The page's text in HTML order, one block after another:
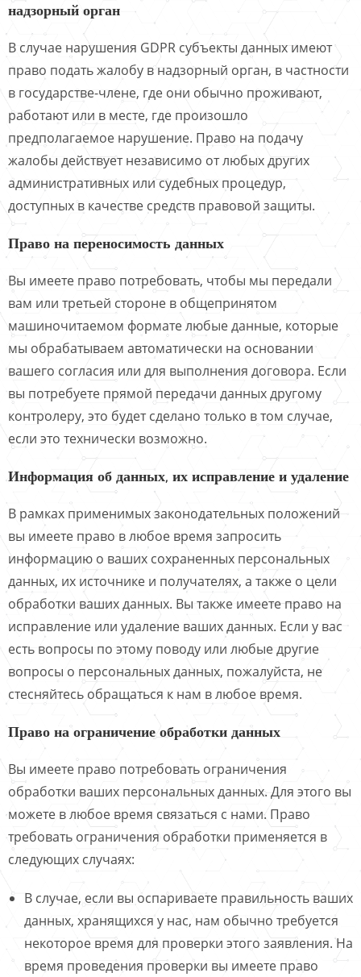
надзорный орган
В случае нарушения GDPR субъекты данных имеют
право подать жалобу в надзорный орган, в частности
в государстве-члене, где они обычно проживают,
работают или в месте, где произошло
предполагаемое нарушение. Право на подачу
жалобы действует независимо от любых других
административных или судебных процедур,
доступных в качестве средств правовой защиты.
Право на переносимость данных
Вы имеете право потребовать, чтобы мы передали
вам или третьей стороне в общепринятом
машиночитаемом формате любые данные, которые
мы обрабатываем автоматически на основании
вашего согласия или для выполнения договора. Если
вы потребуете прямой передачи данных другому
контролеру, это будет сделано только в том случае,
если это технически возможно.
Информация об данных, их исправление и удаление
В рамках применимых законодательных положений
вы имеете право в любое время запросить
информацию о ваших сохраненных персональных
данных, их источнике и получателях, а также о цели
обработки ваших данных. Вы также имеете право на
исправление или удаление ваших данных. Если у вас
есть вопросы по этому поводу или любые другие
вопросы о персональных данных, пожалуйста, не
стесняйтесь обращаться к нам в любое время.
Право на ограничение обработки данных
Вы имеете право потребовать ограничения
обработки ваших персональных данных. Для этого вы
можете в любое время связаться с нами. Право
требовать ограничения обработки применяется в
следующих случаях:
В случае, если вы оспариваете правильность ваших
данных, хранящихся у нас, нам обычно требуется
некоторое время для проверки этого заявления. На
время проведения проверки вы имеете право